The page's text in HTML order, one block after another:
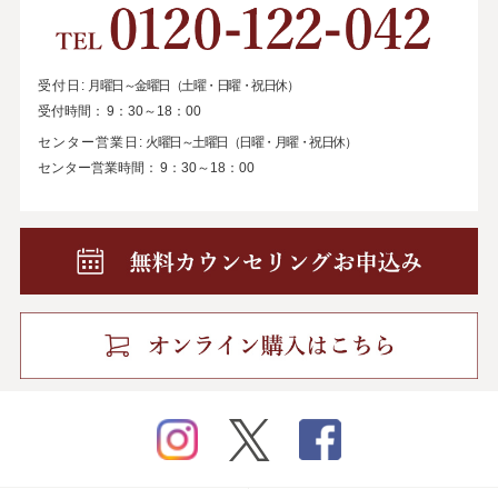
受付日: 月曜日～金曜日（土曜・日曜・祝日休）
受付時間： 9：30～18：00
センター営業日: 火曜日～土曜日（日曜・月曜・祝日休）
センター営業時間： 9：30～18：00
instagram